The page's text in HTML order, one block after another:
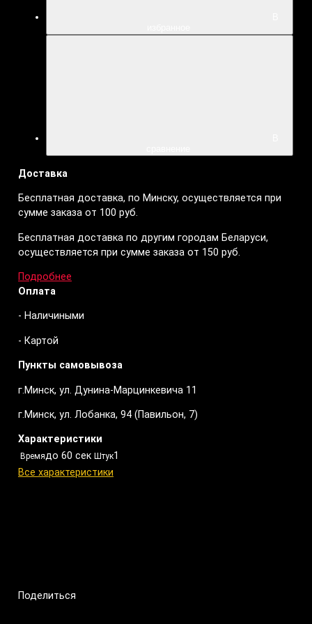
Доставка
Бесплатная доставка, по Минску, осуществляется при
сумме заказа от 100 руб.
Бесплатная доставка по другим городам Беларуси,
осуществляется при сумме заказа от 150 руб.
Подробнее
Оплата
- Наличиными
- Картой
Пункты самовывоза
г.Минск, ул. Дунина-Марцинкевича 11
г.Минск, ул. Лобанка, 94 (Павильон, 7)
Характеристики
Времядо 60 сек Штук1
Все характеристики
Поделиться